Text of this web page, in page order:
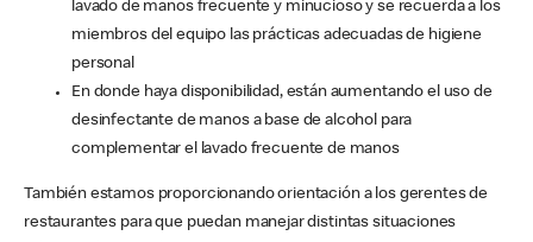
lavado de manos frecuente y minucioso y se recuerda a los
miembros del equipo las prácticas adecuadas de higiene
personal
En donde haya disponibilidad, están aumentando el uso de
desinfectante de manos a base de alcohol para
complementar el lavado frecuente de manos
También estamos proporcionando orientación a los gerentes de
restaurantes para que puedan manejar distintas situaciones